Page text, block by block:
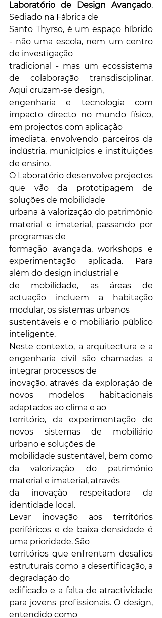
Laboratório de Design Avançado.
Sediado na Fábrica de
Santo Thyrso, é um espaço híbrido
- não uma escola, nem um centro
de investigação
tradicional - mas um ecossistema
de colaboração transdisciplinar.
Aqui cruzam-se design,
engenharia e tecnologia com
impacto directo no mundo físico,
em projectos com aplicação
imediata, envolvendo parceiros da
indústria, municípios e instituições
de ensino.
O Laboratório desenvolve projectos
que vão da prototipagem de
soluções de mobilidade
urbana à valorização do património
material e imaterial, passando por
programas de
formação avançada, workshops e
experimentação aplicada. Para
além do design industrial e
de mobilidade, as áreas de
actuação incluem a habitação
modular, os sistemas urbanos
sustentáveis e o mobiliário público
inteligente.
Neste contexto, a arquitectura e a
engenharia civil são chamadas a
integrar processos de
inovação, através da exploração de
novos modelos habitacionais
adaptados ao clima e ao
território, da experimentação de
novos sistemas de mobiliário
urbano e soluções de
mobilidade sustentável, bem como
da valorização do património
material e imaterial, através
da inovação respeitadora da
identidade local.
Levar inovação aos territórios
periféricos e de baixa densidade é
uma prioridade. São
territórios que enfrentam desafios
estruturais como a desertificação, a
degradação do
edificado e a falta de atractividade
para jovens profissionais. O design,
entendido como